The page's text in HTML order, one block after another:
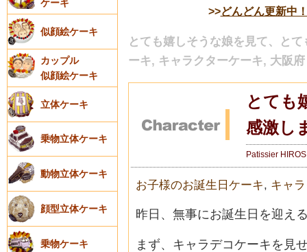
ケーキ
似顔絵ケーキ
カップル
似顔絵ケーキ
立体ケーキ
乗物立体ケーキ
動物立体ケーキ
顔型立体ケーキ
乗物ケーキ
>>どんどん更新中
とても嬉しそうな娘を見て、と
ーキ, キャラクターケーキ, 大阪府
とても
感激し
Patissier
お子様のお誕生日ケーキ, キャ
昨日、無事にお誕生日を迎え
まず、キャラデコケーキを見